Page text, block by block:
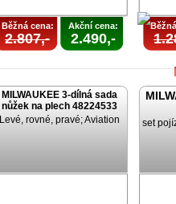
Běžná cena:
2.807,-
Akční cena:
2.490,-
MILWAUKEE 3-dílná sada
nůžek na plech 48224533
Levé, rovné, pravé; Aviation
set